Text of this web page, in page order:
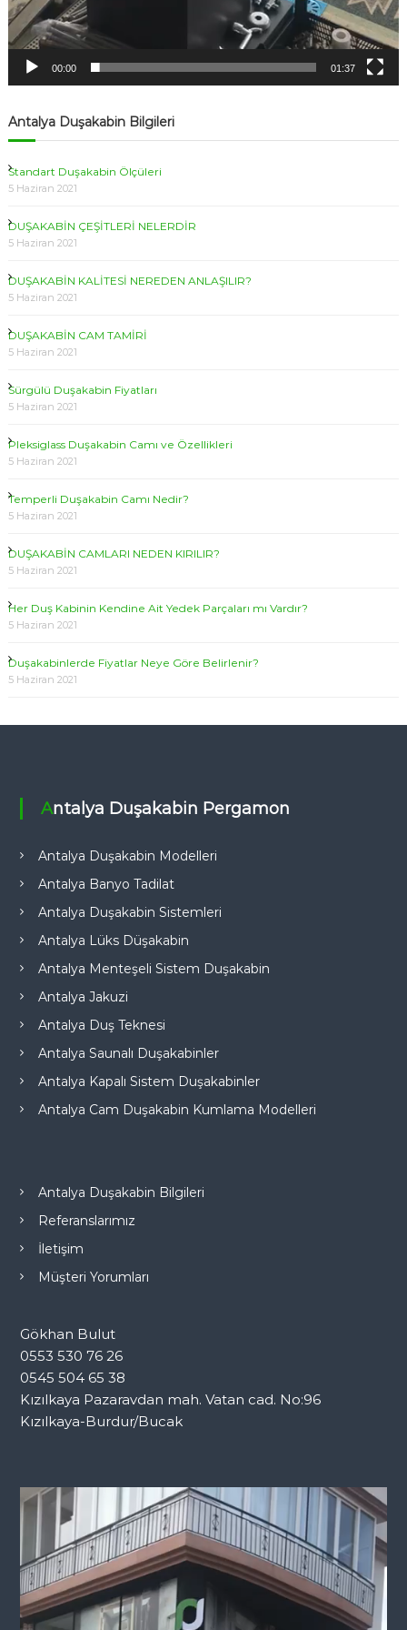
00:00 01:37
Antalya Duşakabin Bilgileri
Standart Duşakabin Ölçüleri
5 Haziran 2021
DUŞAKABİN ÇEŞİTLERİ NELERDİR
5 Haziran 2021
DUŞAKABİN KALİTESİ NEREDEN ANLAŞILIR?
5 Haziran 2021
DUŞAKABİN CAM TAMİRİ
5 Haziran 2021
Sürgülü Duşakabin Fiyatları
5 Haziran 2021
Pleksiglass Duşakabin Camı ve Özellikleri
5 Haziran 2021
Temperli Duşakabin Camı Nedir?
5 Haziran 2021
DUŞAKABİN CAMLARI NEDEN KIRILIR?
5 Haziran 2021
Her Duş Kabinin Kendine Ait Yedek Parçaları mı Vardır?
5 Haziran 2021
Duşakabinlerde Fiyatlar Neye Göre Belirlenir?
5 Haziran 2021
Antalya Duşakabin Pergamon
Antalya Duşakabin Modelleri
Antalya Banyo Tadilat
Antalya Duşakabin Sistemleri
Antalya Lüks Düşakabin
Antalya Menteşeli Sistem Duşakabin
Antalya Jakuzi
Antalya Duş Teknesi
Antalya Saunalı Duşakabinler
Antalya Kapalı Sistem Duşakabinler
Antalya Cam Duşakabin Kumlama Modelleri
Antalya Duşakabin Bilgileri
Referanslarımız
İletişim
Müşteri Yorumları
Gökhan Bulut
0553 530 76 26
0545 504 65 38
Kızılkaya Pazaravdan mah. Vatan cad. No:96
Kızılkaya-Burdur/Bucak
i
o
o
y